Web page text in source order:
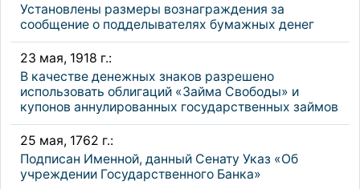
Установлены размеры вознаграждения за
сообщение о подделывателях бумажных денег
23 мая, 1918 г.:
В качестве денежных знаков разрешено
использовать облигаций «Займа Свободы» и
купонов аннулированных государственных займов
25 мая, 1762 г.:
Подписан Именной, данный Сенату Указ «Об
учреждении Государственного Банка»